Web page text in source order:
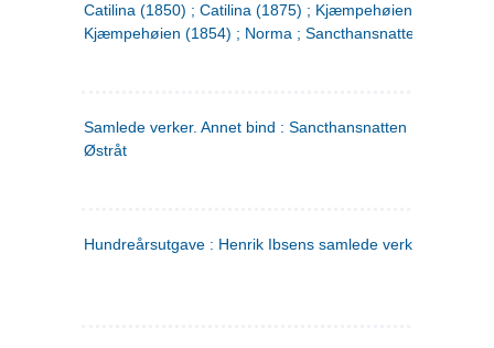
Catilina (1850) ; Catilina (1875) ; Kjæmpehøien (1850) ;
Kjæmpehøien (1854) ; Norma ; Sancthansnatten
Samlede verker. Annet bind : Sancthansnatten ; Fru Inger
Østråt
Hundreårsutgave : Henrik Ibsens samlede verker. 2